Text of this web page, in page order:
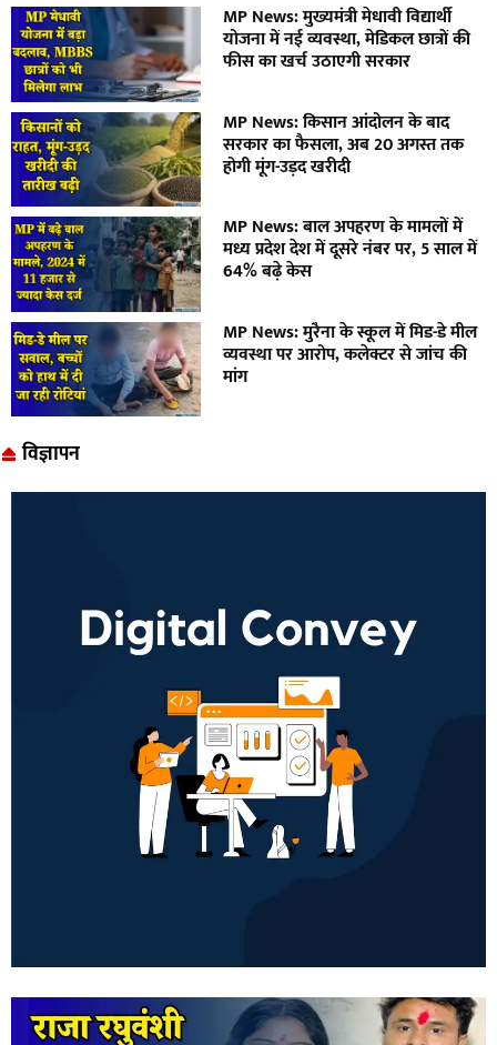
MP News: मुख्यमंत्री मेधावी विद्यार्थी
योजना में नई व्यवस्था, मेडिकल छात्रों की
फीस का खर्च उठाएगी सरकार
MP News: किसान आंदोलन के बाद
सरकार का फैसला, अब 20 अगस्त तक
होगी मूंग-उड़द खरीदी
MP News: बाल अपहरण के मामलों में
मध्य प्रदेश देश में दूसरे नंबर पर, 5 साल में
64% बढ़े केस
MP News: मुरैना के स्कूल में मिड-डे मील
व्यवस्था पर आरोप, कलेक्टर से जांच की
मांग
विज्ञापन